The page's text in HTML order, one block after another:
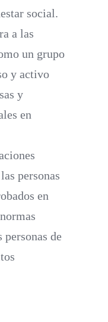
social.
a las
un grupo
y activo
y
en
personas
en
personas de